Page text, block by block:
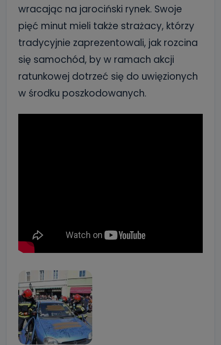
wracając na jarociński rynek. Swoje
pięć minut mieli także strażacy, którzy
tradycyjnie zaprezentowali, jak rozcina
się samochód, by w ramach akcji
ratunkowej dotrzeć się do uwięzionych
w środku poszkodowanych.